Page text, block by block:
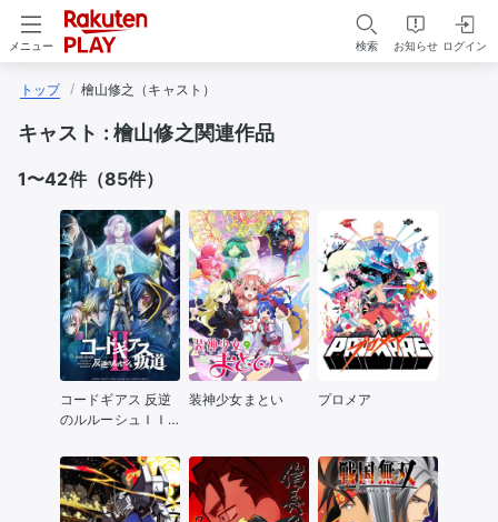
メニュー 検索 お知らせ ログイン
トップ 檜山修之（キャスト）
キャスト :檜山修之関連作品
1〜42件（85件）
コードギアス 反逆
のルルーシュＩＩ
装神少女まとい プロメア